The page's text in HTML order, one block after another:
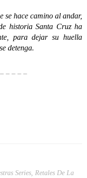
hace camino al andar,
historia Santa Cruz ha
para dejar su huella
detenga.
– – – –
Series
Retales De La